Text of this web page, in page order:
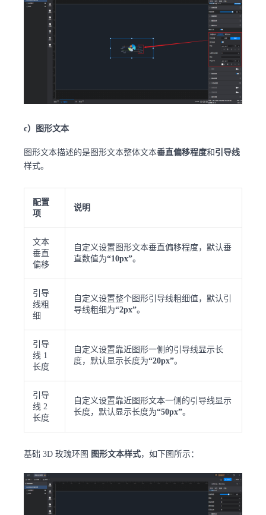
c）图形文本
图形文本描述的是图形文本整体文本垂直偏移程度和 引导线
样式。
配置
项
说明
文本
垂直
偏移
自定义设置图形文本垂直偏移程度，默认垂
直数值为“10px”。
引导
线粗
细
自定义设置整个图形引导线粗细值，默认引
导线粗细为“2px”。
引导
线 1
长度
自定义设置靠近图形一侧的引导线显示长
度，默认显示长度为“20px”。
引导
线 2
长度
自定义设置靠近图形文本一侧的引导线显示
长度，默认显示长度为“50px”。
基础 3D 玫瑰环图 图形文本样式，如下图所示：